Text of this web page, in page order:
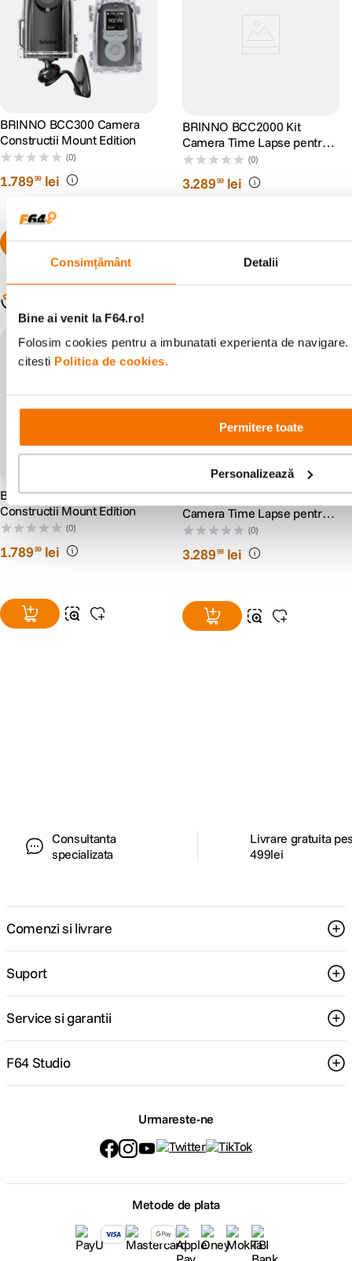
Consimțământ Detalii
Bine ai venit la F64.ro!
Folosim cookies pentru a imbunatati experienta de
citesti Politica de cookies.
Permitere toate
Personalizează
BRINNO BCC300 Camera
Constructii Mount Edition
(0)
1.78999 lei
BRINNO BCC2000 Kit
Camera Time Lapse pentru
Constructii
(0)
3.28999 lei
BRINNO BCC300 Camera
Constructii Mount Edition
(0)
1.78999 lei
BRINNO BCC2000 Kit
Camera Time Lapse pentru
Constructii
(0)
3.28999 lei
Consultanta
specializata
Livrare gratuita
499lei
Comenzi si livrare
Suport
Service si garantii
F64 Studio
Urmareste-ne
Metode de plata